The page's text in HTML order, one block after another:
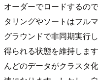
オーダーでロードするの
タリングやソートはフル
グラウンドで非同期実行
得られる状態を維持しま
んどのデータがクラスタ